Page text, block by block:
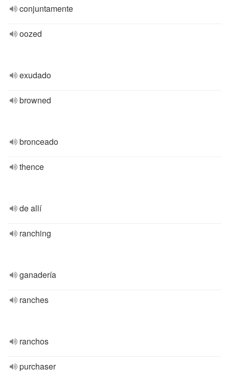
conjuntamente
oozed
exudado
browned
bronceado
thence
de allí
ranching
ganadería
ranches
ranchos
purchaser